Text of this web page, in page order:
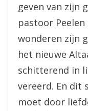
geven van zijn
pastoor
wonderen zijn
het nieuwe
schitterend in
vereerd. En dit
moet door